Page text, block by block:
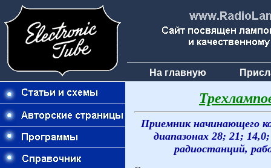
На главную
Приемник начинающего
диапазонах 28; 21;
радиостанций,